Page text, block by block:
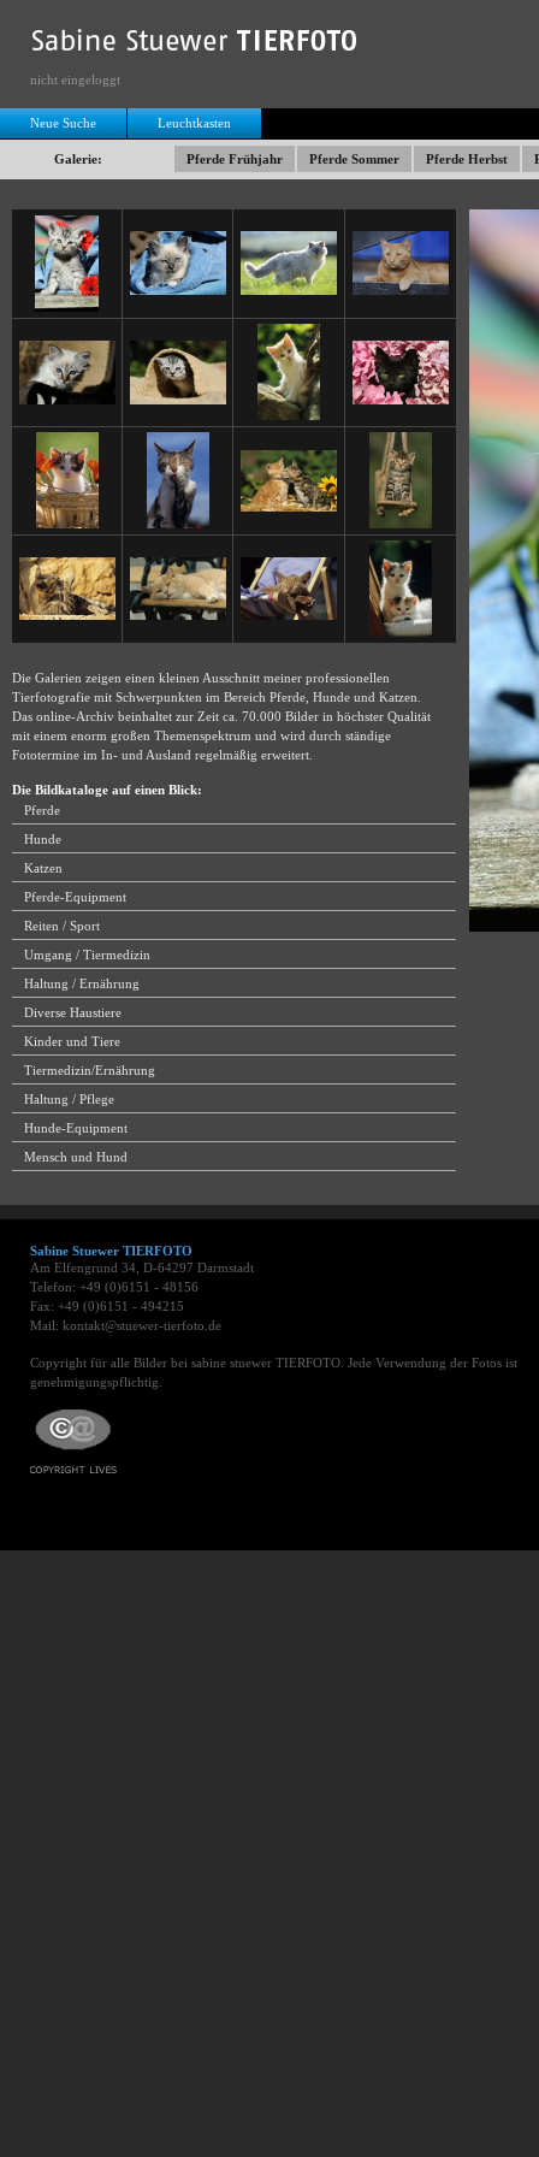
Neue Suche Leuchtkasten
Galerie: Pferde Frühjahr Pferde Sommer Pferde Herbst
Die Galerien zeigen einen kleinen Ausschnitt meiner professionellen
Tierfotografie mit Schwerpunkten im Bereich Pferde, Hunde und Katzen.
Das online-Archiv beinhaltet zur Zeit ca. 70.000 Bilder in höchster Qualität
mit einem enorm großen Themenspektrum und wird durch ständige
Fototermine im In- und Ausland regelmäßig erweitert.
Die Bildkataloge auf einen Blick:
Pferde
Hunde
Katzen
Pferde-Equipment
Reiten / Sport
Umgang / Tiermedizin
Haltung / Ernährung
Diverse Haustiere
Kinder und Tiere
Tiermedizin/Ernährung
Haltung / Pflege
Hunde-Equipment
Mensch und Hund
Sabine Stuewer TIERFOTO
Am Elfengrund 34, D-64297 Darmstadt
Telefon: +49 (0)6151 - 48156
Fax: +49 (0)6151 - 494215
Mail: kontakt@stuewer-tierfoto.de
Copyright für alle Bilder bei sabine stuewer TIERFOTO. Jede Verwendung der Fotos ist
genehmigungspflichtig.
nicht eingeloggt